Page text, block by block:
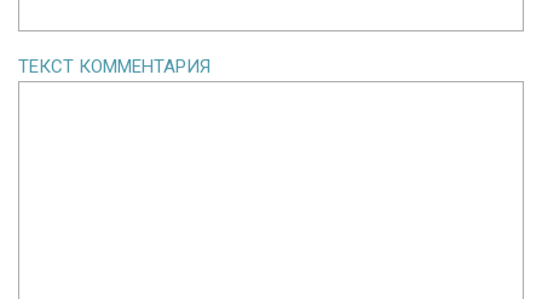
ТЕКСТ КОММЕНТАРИЯ